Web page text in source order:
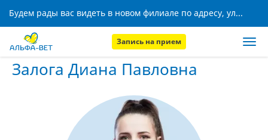
Будем рады вас видеть в новом филиале по адресу, ул. Кижеватова, 8!
Запись на прием
Главная Наши сотрудники Залога Диана Павловна
Залога Диана Павловна